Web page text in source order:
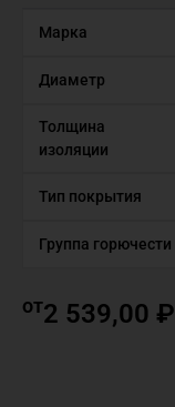
Марка
Диаметр
Толщина
изоляции
Тип покрытия
Группа горючести
от2 539,00 ₽